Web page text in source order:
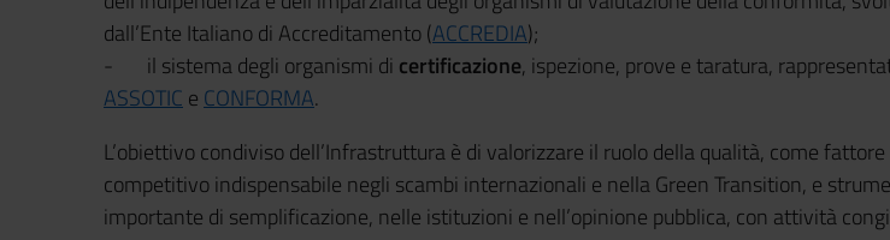
dall’Ente Italiano di Accreditamento (ACCREDIA);
- il sistema degli organismi di certificazione, ispezione, prove e taratura,
ASSOTIC e CONFORMA.
L’obiettivo condiviso dell’Infrastruttura è di valorizzare il ruolo della qualità, come fattore
competitivo indispensabile negli scambi internazionali e nella Green Transition, e
importante di semplificazione, nelle istituzioni e nell’opinione pubblica, con attività